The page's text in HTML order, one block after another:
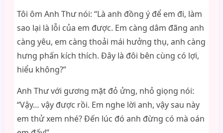
Tôi ôm Anh Thư nói: “Là anh đồng ý để em đi, làm
sao lại là lỗi của em được. Em càng dâm đãng anh
càng yêu, em càng thoải mái hưởng thụ, anh càng
hưng phấn kích thích. Đây là đôi bên cùng có lợi,
hiểu không?”
Anh Thư với gương mặt đỏ ửng, nhỏ giọng nói:
“Vậy… vậy được rồi. Em nghe lời anh, vậy sau này
em thử xem nhé? Đến lúc đó anh đừng có mà oán